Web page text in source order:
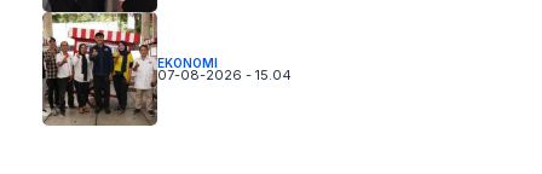
EKONOMI
07-08-2026 - 15.04